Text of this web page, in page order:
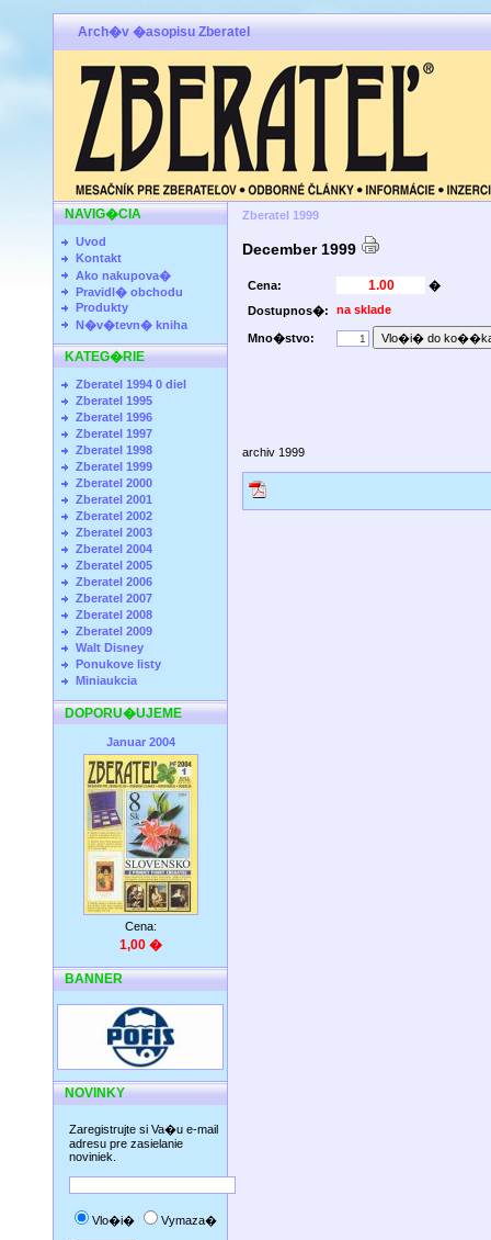
Arch�v �asopisu Zberatel
NAVIG�CIA
Uvod
Kontakt
Ako nakupova�
Pravidl� obchodu
Produkty
N�v�tevn� kniha
KATEG�RIE
Zberatel 1994 0 diel
Zberatel 1995
Zberatel 1996
Zberatel 1997
Zberatel 1998
Zberatel 1999
Zberatel 2000
Zberatel 2001
Zberatel 2002
Zberatel 2003
Zberatel 2004
Zberatel 2005
Zberatel 2006
Zberatel 2007
Zberatel 2008
Zberatel 2009
Walt Disney
Ponukove listy
Miniaukcia
DOPORU�UJEME
Januar 2004
Cena:
1,00 �
BANNER
NOVINKY
Zaregistrujte si Va�u e-mail
adresu pre zasielanie
noviniek.
Vlo�i� Vymaza�
Zberatel 1999
December 1999
Cena:
�
Dostupnos�:
na sklade
Mno�stvo:
archiv 1999